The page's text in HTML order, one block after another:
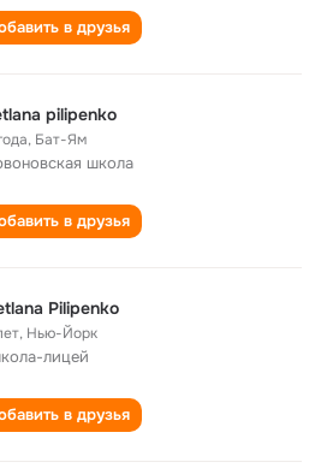
в друзья
pilipenko
, Бат-Ям
школа
в друзья
Pilipenko
, Нью-Йорк
лицей
в друзья